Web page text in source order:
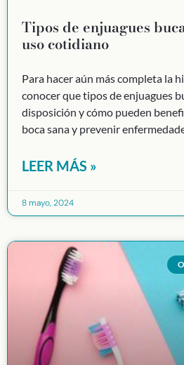
Tipos de enjuagues
uso cotidiano
Para hacer aún más completa la
conocer que tipos de enjuagues
disposición y cómo pueden
boca sana y prevenir
LEER MÁS »
8 mayo, 2024